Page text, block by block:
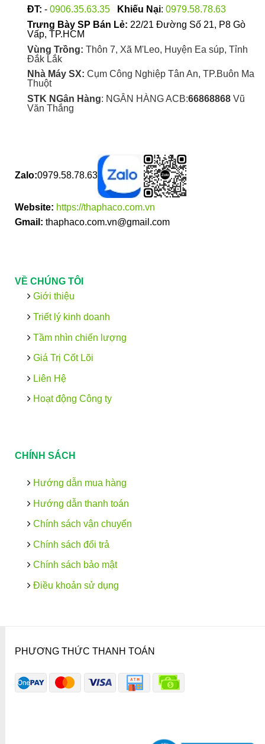
sản
ĐT: - 0906.35.63.35 Khiếu Nại: 0979.58.78.63
Trưng Bày SP Bán Lẻ: 22/21 Đường Số 21, P8 Gò
Vấp, TP.HCM
Vùng Trồng: Thôn 7, Xã M'Leo, Huyện Ea súp, Tỉnh
Đắk Lắk
Nhà Máy SX: Cụm Công Nghiệp Tân An, TP.Buôn Ma
Thuột
STK NGân Hàng: NGÂN HÀNG ACB:66868868Vũ
Văn Thắng
Zalo:0979.58.78.63
Website: https://thaphaco.com.vn
Gmail: thaphaco.com.vn@gmail.com
VỀ CHÚNG TÔI
Giới thiệu
Triết lý kinh doanh
Tầm nhìn chiến lượng
Giá Trị Cốt Lõi
Liên Hệ
Hoạt động Công ty
CHÍNH SÁCH
Hướng dẫn mua hàng
Hướng dẫn thanh toán
Chính sách vận chuyển
Chính sách đổi trả
Chính sách bảo mật
Điều khoản sử dụng
PHƯƠNG THỨC THANH TOÁN